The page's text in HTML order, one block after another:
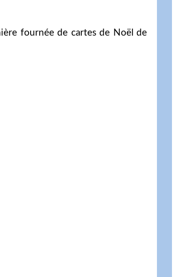
fournée de cartes de Noël de